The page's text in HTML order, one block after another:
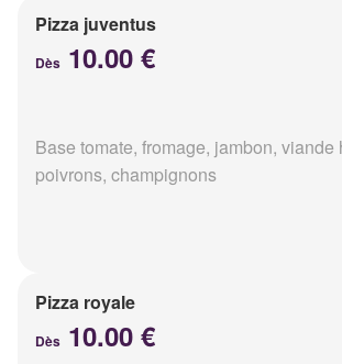
Pizza juventus
Dès 10.00 €
Base tomate, fromage, jambon, viande
poivrons, champignons
Pizza royale
Dès 10.00 €